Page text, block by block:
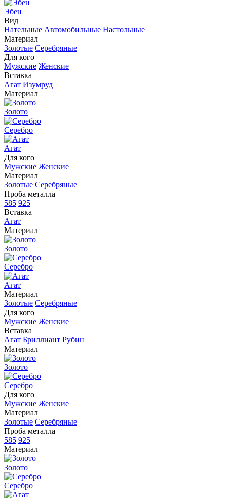
Эбен
Вид
Нательные Автомобильные Настольные
Материал
Золотые Серебряные
Для кого
Мужские Женские
Вставка
Агат Изумруд
Материал
Золото
Серебро
Агат
Для кого
Мужские Женские
Материал
Золотые Серебряные
Проба металла
585 925
Вставка
Агат
Материал
Золото
Серебро
Агат
Материал
Золотые Серебряные
Для кого
Мужские Женские
Вставка
Агат Бриллиант Рубин
Материал
Золото
Серебро
Для кого
Мужские Женские
Материал
Золотые Серебряные
Проба металла
585 925
Материал
Золото
Серебро